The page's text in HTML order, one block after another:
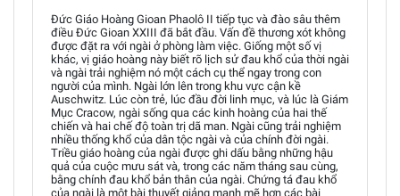
Đức Giáo Hoàng Gioan Phaolô II tiếp tục và đào sâu thêm
điều Đức Gioan XXIII đã bắt đầu. Vấn đề thương xót không
được đặt ra với ngài ở phòng làm việc. Giống một số vị
khác, vị giáo hoàng này biết rõ lịch sử đau khổ của thời ngài
và ngài trải nghiệm nó một cách cụ thể ngay trong con
người của mình. Ngài lớn lên trong khu vực cận kề
Auschwitz. Lúc còn trẻ, lúc đầu đời linh mục, và lúc là Giám
Mục Cracow, ngài sống qua các kinh hoàng của hai thế
chiến và hai chế độ toàn trị dã man. Ngài cũng trải nghiệm
nhiều thống khổ của dân tộc ngài và của chính đời ngài.
Triều giáo hoàng của ngài được ghi dấu bằng những hậu
quả của cuộc mưu sát và, trong các năm tháng sau cùng,
bằng chính đau khổ bản thân của ngài. Chứng tá đau khổ
của ngài là một bài thuyết giảng mạnh mẽ hơn các bài